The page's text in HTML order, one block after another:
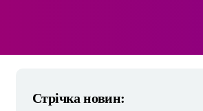
Стрічка новин: